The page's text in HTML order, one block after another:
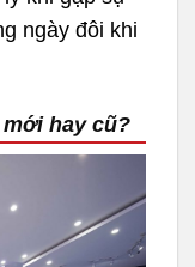
ngày đôi khi
hay cũ?